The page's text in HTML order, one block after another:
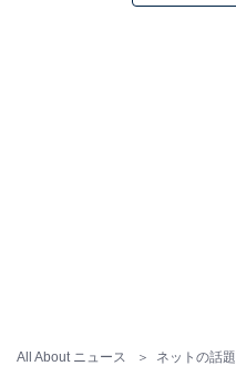
All About ニュース ネットの話題